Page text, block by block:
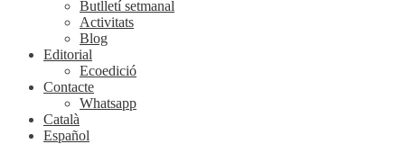
Butlletí setmanal
Activitats
Blog
Editorial
Ecoedició
Contacte
Whatsapp
Català
Español